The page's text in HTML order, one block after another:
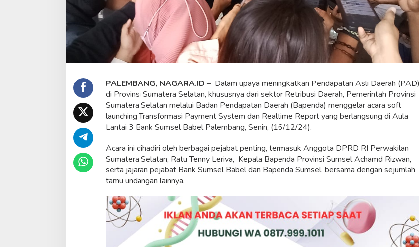
u
n
c
h
g
a
n
s
f
o
r
a
s
i
P
a
e
t
S
PALEMBANG, NAGARA.ID – Dalam upaya meningkatkan Pendapatan Asli Daerah (PAD)
di Provinsi Sumatera Selatan, khususnya dari sektor Retribusi Daerah, Pemerintah Provinsi
Sumatera Selatan melalui Badan Pendapatan Daerah (Bapenda) menggelar acara soft
launching Transformasi Payment System dan Realtime Report yang berlangsung di Aula
Lantai 3 Bank Sumsel Babel Palembang, Senin, (16/12/24).
Acara ini dihadiri oleh berbagai pejabat penting, termasuk Anggota DPRD RI Perwakilan
Sumatera Selatan, Ratu Tenny Leriva, Kepala Bapenda Provinsi Sumsel Achamd Rizwan,
serta jajaran pejabat Bank Sumsel Babel dan Bapenda Sumsel, bersama dengan sejumlah
tamu undangan lainnya.